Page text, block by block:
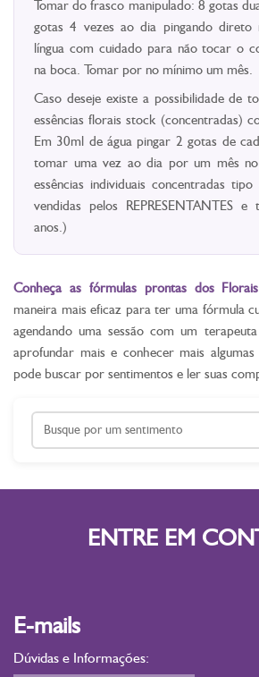
Tomar do frasco manipulado: 8 gotas
gotas 4 vezes ao dia pingando direto
língua com cuidado para não tocar o
na boca. Tomar por no mínimo um mês.
Caso deseje existe a possibilidade de
essências florais stock (concentradas)
Em 30ml de água pingar 2 gotas de
tomar uma vez ao dia por um mês
essências individuais concentradas
vendidas pelos REPRESENTANTES
anos.)
Conheça as fórmulas prontas dos
maneira mais eficaz para ter uma fórmula
agendando uma sessão com um
aprofundar mais e conhecer mais
pode buscar por sentimentos e ler suas
ENTRE EM
E-mails
Dúvidas e Informações: